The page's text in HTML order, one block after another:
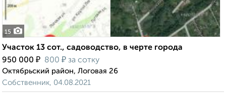
15
Участок 13 сот., садоводство, в черте города
950 000 ₽ 800 ₽ за сотку
Октябрьский район, Логовая 26
Собственник, 04.08.2021